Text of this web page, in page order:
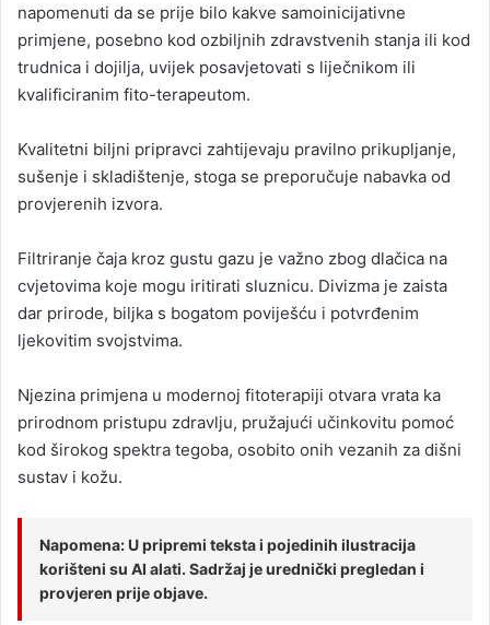
napomenuti da se prije bilo kakve samoinicijativne
primjene, posebno kod ozbiljnih zdravstvenih stanja ili kod
trudnica i dojilja, uvijek posavjetovati s liječnikom ili
kvalificiranim fito-terapeutom.
Kvalitetni biljni pripravci zahtijevaju pravilno prikupljanje,
sušenje i skladištenje, stoga se preporučuje nabavka od
provjerenih izvora.
Filtriranje čaja kroz gustu gazu je važno zbog dlačica na
cvjetovima koje mogu iritirati sluznicu. Divizma je zaista
dar prirode, biljka s bogatom poviješću i potvrđenim
ljekovitim svojstvima.
Njezina primjena u modernoj fitoterapiji otvara vrata ka
prirodnom pristupu zdravlju, pružajući učinkovitu pomoć
kod širokog spektra tegoba, osobito onih vezanih za dišni
sustav i kožu.
Napomena: U pripremi teksta i pojedinih ilustracija
korišteni su AI alati. Sadržaj je urednički pregledan i
provjeren prije objave.